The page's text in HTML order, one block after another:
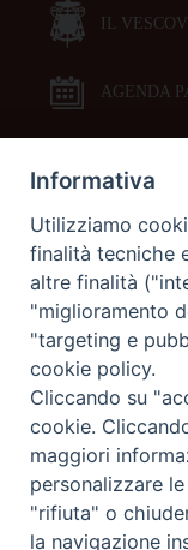
IL
AGENDA
ORARI
LITURGIA
GALLERIE
GALLERIE
Informativa
Utilizziamo
finalità tecniche
altre finalità
"miglioramento
"targeting e
cookie policy.
Cliccando su
cookie.
maggiori
personalizzare
"rifiuta" o
la navigazione